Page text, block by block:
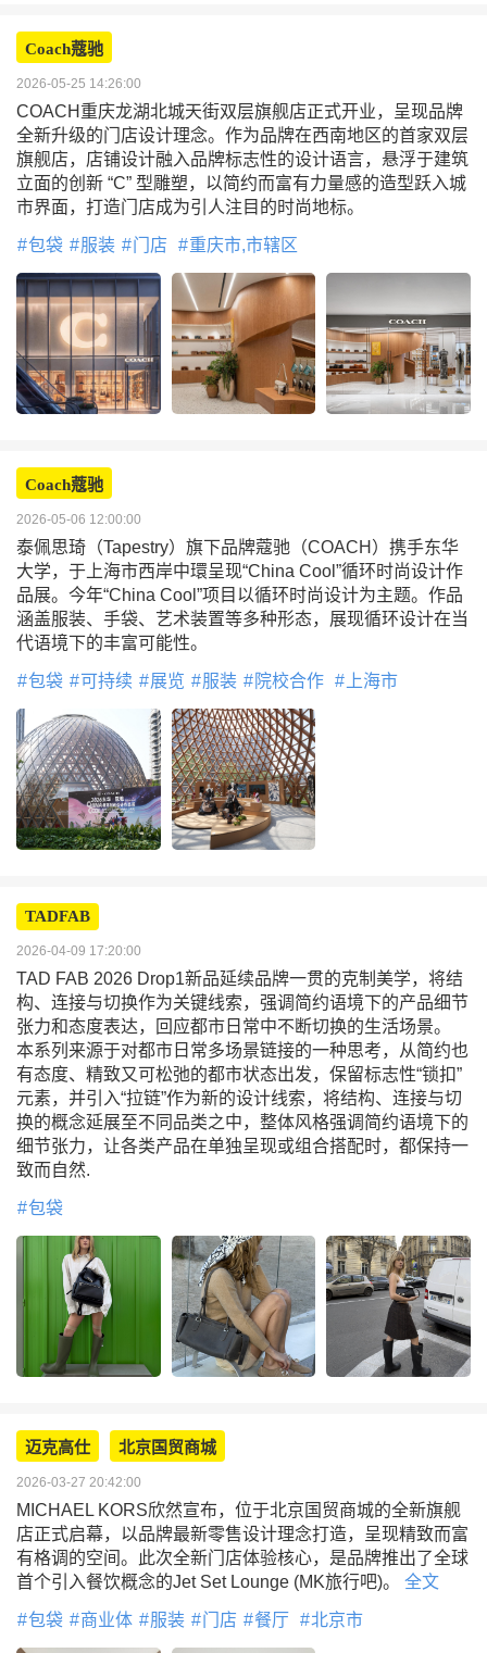
Coach蔻驰
2026-05-25 14:26:00
COACH重庆龙湖北城天街双层旗舰店正式开业，呈现品牌
全新升级的门店设计理念。作为品牌在西南地区的首家双层
旗舰店，店铺设计融入品牌标志性的设计语言，悬浮于建筑
立面的创新 “C” 型雕塑，以简约而富有力量感的造型跃入城
市界面，打造门店成为引人注目的时尚地标。
包袋 服装 门店 重庆市,市辖区
Coach蔻驰
2026-05-06 12:00:00
泰佩思琦（Tapestry）旗下品牌蔻驰（COACH）携手东华
大学，于上海市西岸中環呈现“China Cool”循环时尚设计作
品展。今年“China Cool”项目以循环时尚设计为主题。作品
涵盖服装、手袋、艺术装置等多种形态，展现循环设计在当
代语境下的丰富可能性。
包袋 可持续 展览 服装 院校合作 上海市
TADFAB
2026-04-09 17:20:00
TAD FAB 2026 Drop1新品延续品牌一贯的克制美学，将结
构、连接与切换作为关键线索，强调简约语境下的产品细节
张力和态度表达，回应都市日常中不断切换的生活场景。
本系列来源于对都市日常多场景链接的一种思考，从简约也
有态度、精致又可松弛的都市状态出发，保留标志性“锁扣”
元素，并引入“拉链”作为新的设计线索，将结构、连接与切
换的概念延展至不同品类之中，整体风格强调简约语境下的
细节张力，让各类产品在单独呈现或组合搭配时，都保持一
致而自然.
包袋
迈克高仕 北京国贸商城
2026-03-27 20:42:00
MICHAEL KORS欣然宣布，位于北京国贸商城的全新旗舰
店正式启幕，以品牌最新零售设计理念打造，呈现精致而富
有格调的空间。此次全新门店体验核心，是品牌推出了全球
首个引入餐饮概念的Jet Set Lounge (MK旅行吧)。
全文
包袋 商业体 服装 门店 餐厅 北京市